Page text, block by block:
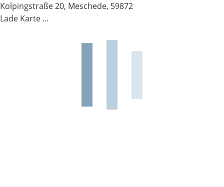
Kolpingstraße 20, Meschede, 59872
Lade Karte ...